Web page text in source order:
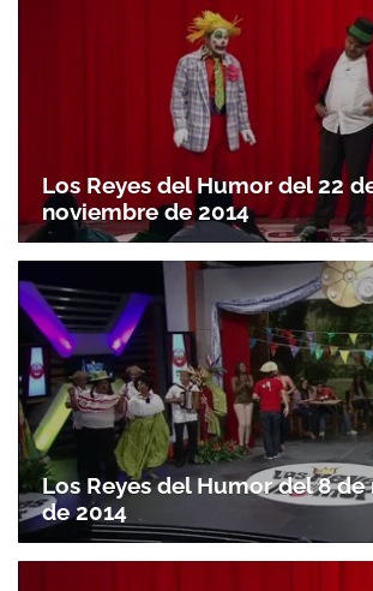
Gracias por suscribirte a
Los Reyes del Humor del 22
noviembre de 2014
Los Reyes del Humor del 8
de 2014